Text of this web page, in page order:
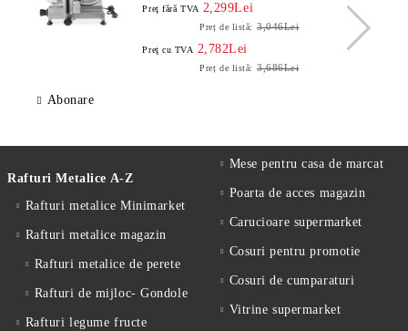
Preţ fără TVA 2,299Lei
Preț de listă: 3,046Lei
Preţ cu TVA 2,782Lei
Preț de listă: 3,686Lei
Abonare
Rafturi Metalice A-Z
Rafturi metalice Minimarket
Rafturi metalice magazin
Rafturi metalice de perete
Rafturi de mijloc- Gondole
Rafturi legume fructe
Mese pentru casa de marcat
Poarta de acces magazin
Carucioare supermarket
Cosuri pentru promotie
Cosuri de cumparaturi
Vitrine supermarket